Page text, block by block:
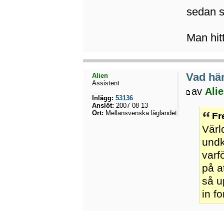
sedan
Man
Vad
av
på
så
in
Alien
Assistent
Inlägg: 53136
Anslöt: 2007-08-13
Ort: Mellansvenska låglandet